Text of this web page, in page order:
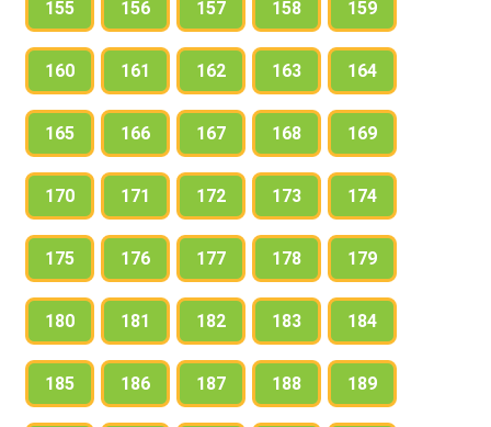
155 156 157 158 159
160 161 162 163 164
165 166 167 168 169
170 171 172 173 174
175 176 177 178 179
180 181 182 183 184
185 186 187 188 189